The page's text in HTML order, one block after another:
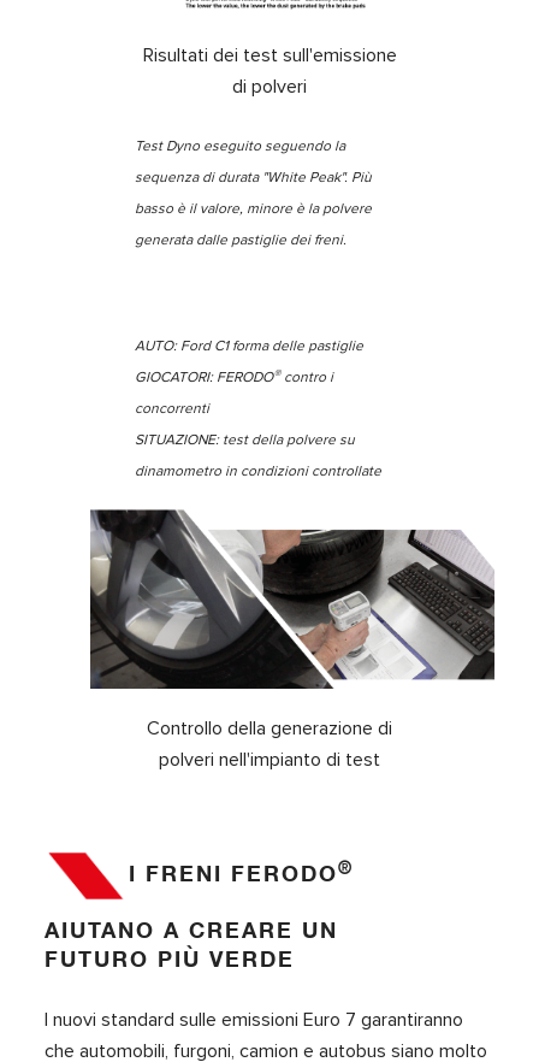
Risultati dei test sull'emissione
di polveri
Test Dyno eseguito seguendo la
sequenza di durata "White Peak". Più
basso è il valore, minore è la polvere
generata dalle pastiglie dei freni.
AUTO: Ford C1 forma delle pastiglie
GIOCATORI: FERODO®contro i
concorrenti
SITUAZIONE: test della polvere su
dinamometro in condizioni controllate
Controllo della generazione di
polveri nell'impianto di test
I FRENI FERODO®
AIUTANO A CREARE UN
FUTURO PIÙ VERDE
I nuovi standard sulle emissioni Euro 7 garantiranno
che automobili, furgoni, camion e autobus siano molto